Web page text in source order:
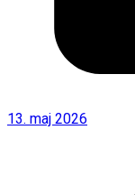
13. maj 2026